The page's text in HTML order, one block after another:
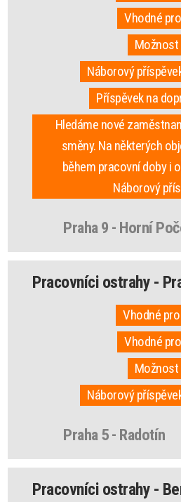
Vhodné
Možnost
Náborový
Příspěvek na
Hledáme nové
směny. Na některých
během pracovní doby i
Náborový
Praha 9 - Horní
Pracovníci ostrahy -
Vhodné pro
Vhodné
Možnost
Náborový
Praha 5 - Radotín
Pracovníci ostrahy -